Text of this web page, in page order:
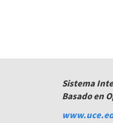
Sistema
Basado en